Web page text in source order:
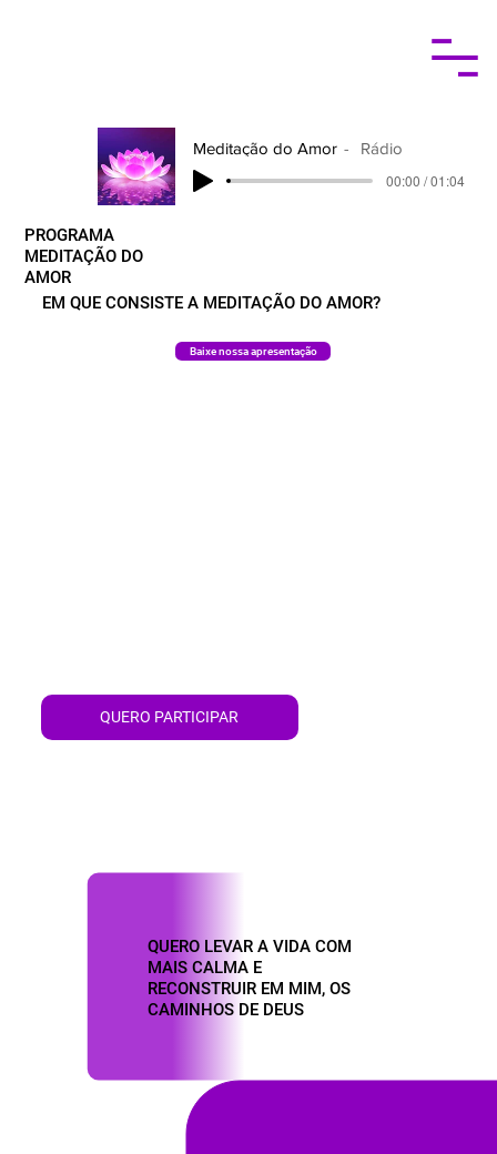
Meditação do Amor
Rádio
00:00 / 01:04
PROGRAMA
MEDITAÇÃO DO
AMOR
EM QUE CONSISTE A MEDITAÇÃO DO AMOR?
Baixe nossa apresentação
QUERO PARTICIPAR
QUERO LEVAR A VIDA COM
MAIS CALMA E
RECONSTRUIR EM MIM, OS
CAMINHOS DE DEUS